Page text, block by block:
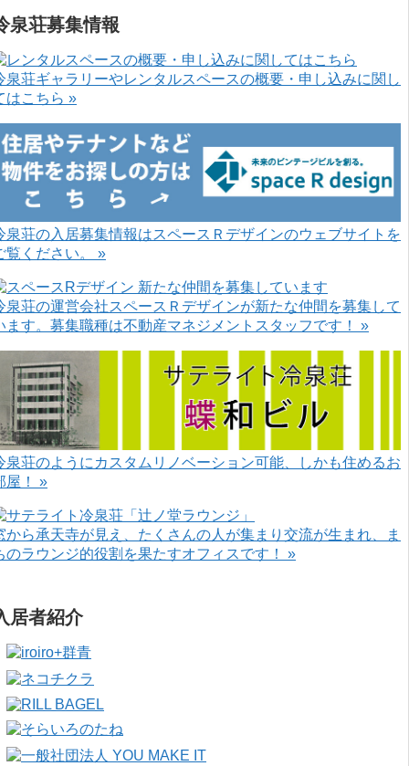
泉荘募集情報
泉荘ギャラリーやレンタルスペースの概要・申し込みに関し
はこちら »
泉荘の入居募集情報はスペースＲデザインのウェブサイトを
覧ください。 »
泉荘の運営会社スペースＲデザインが新たな仲間を募集して
ます。募集職種は不動産マネジメントスタッフです！ »
泉荘のようにカスタムリノベーション可能、しかも住めるお
屋！ »
から承天寺が見え、たくさんの人が集まり交流が生まれ、ま
のラウンジ的役割を果たすオフィスです！ »
居者紹介